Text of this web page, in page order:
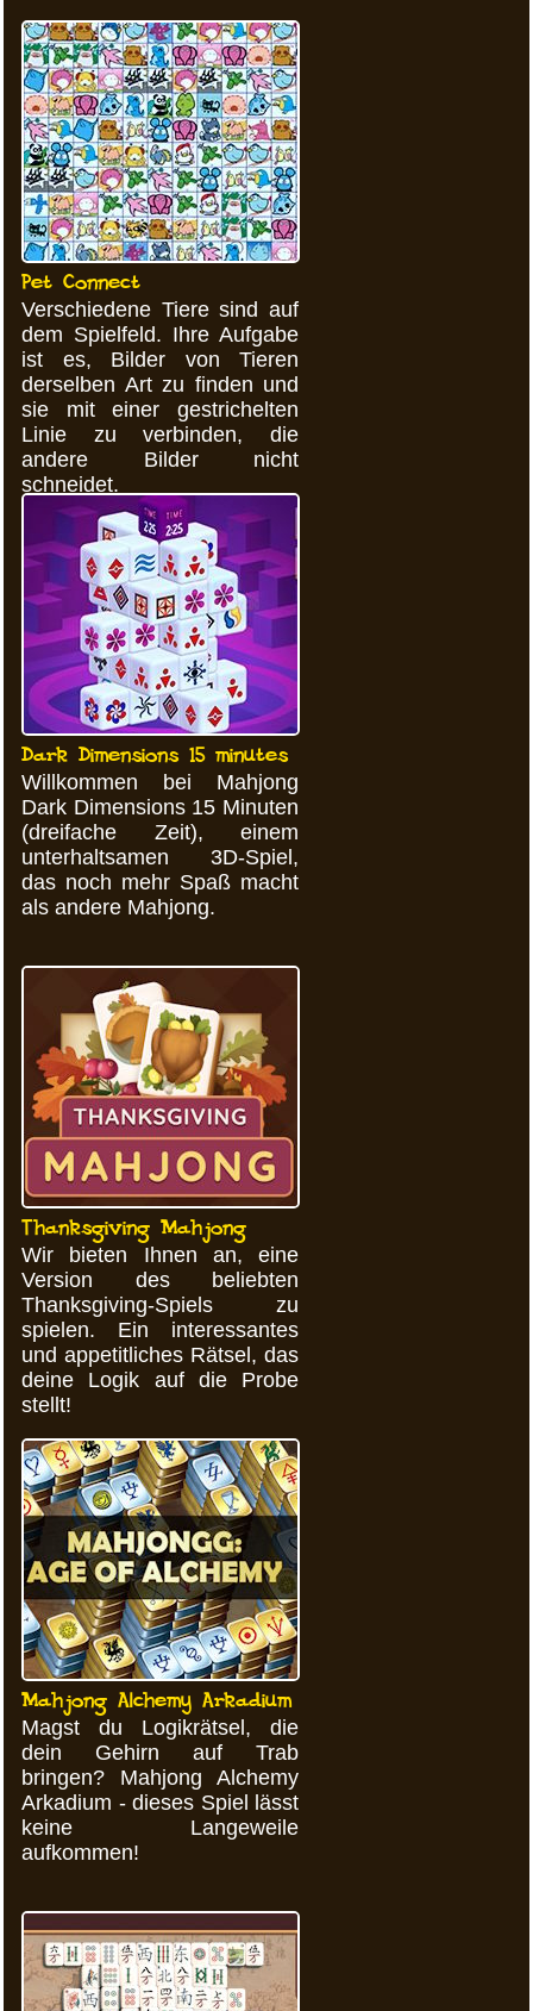
Pet Connect
Verschiedene Tiere sind auf
dem Spielfeld. Ihre Aufgabe
ist es, Bilder von Tieren
derselben Art zu finden und
sie mit einer gestrichelten
Linie zu verbinden, die
andere Bilder nicht
schneidet.
Dark Dimensions 15 minutes
Willkommen bei Mahjong
Dark Dimensions 15 Minuten
(dreifache Zeit), einem
unterhaltsamen 3D-Spiel,
das noch mehr Spaß macht
als andere Mahjong.
Thanksgiving Mahjong
Wir bieten Ihnen an, eine
Version des beliebten
Thanksgiving-Spiels zu
spielen. Ein interessantes
und appetitliches Rätsel, das
deine Logik auf die Probe
stellt!
Mahjong Alchemy Arkadium
Magst du Logikrätsel, die
dein Gehirn auf Trab
bringen? Mahjong Alchemy
Arkadium - dieses Spiel lässt
keine Langeweile
aufkommen!